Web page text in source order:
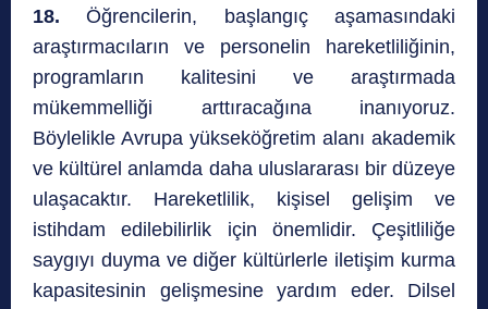
18. Öğrencilerin, başlangıç aşamasındaki
araştırmacıların ve personelin hareketliliğinin,
programların kalitesini ve araştırmada
mükemmelliği arttıracağına inanıyoruz.
Böylelikle Avrupa yükseköğretim alanı akademik
ve kültürel anlamda daha uluslararası bir düzeye
ulaşacaktır. Hareketlilik, kişisel gelişim ve
istihdam edilebilirlik için önemlidir. Çeşitliliğe
saygıyı duyma ve diğer kültürlerle iletişim kurma
kapasitesinin gelişmesine yardım eder. Dilsel